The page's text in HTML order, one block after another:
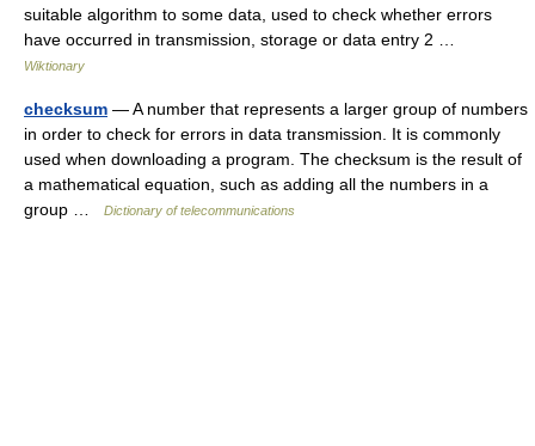
suitable algorithm to some data, used to check whether errors
have occurred in transmission, storage or data entry 2 …
Wiktionary
checksum — A number that represents a larger group of numbers
in order to check for errors in data transmission. It is commonly
used when downloading a program. The checksum is the result of
a mathematical equation, such as adding all the numbers in a
group …
Dictionary of telecommunications